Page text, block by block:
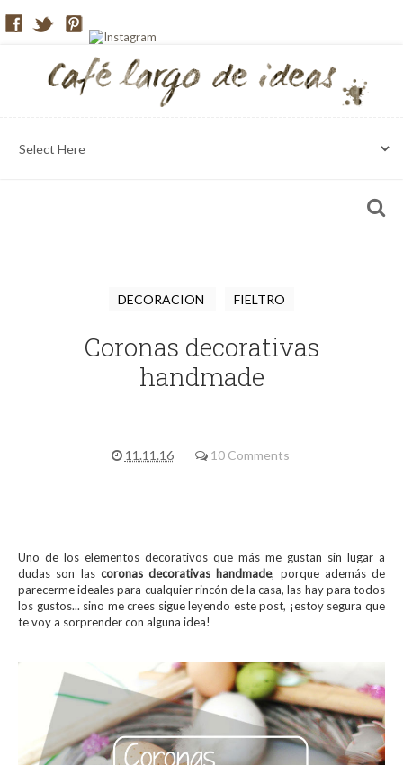
DECORACION FIELTRO
Coronas decorativas
handmade
11.11.16 10 Comments
Uno de los elementos decorativos que más me gustan sin lugar a
dudas son las coronas decorativas handmade, porque además de
parecerme ideales para cualquier rincón de la casa, las hay para todos
los gustos... sino me crees sigue leyendo este post, ¡estoy segura que
te voy a sorprender con alguna idea!